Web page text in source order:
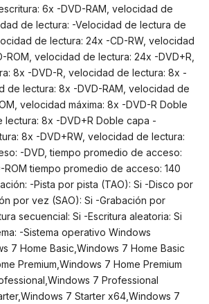
6x -DVD-RAM, velocidad de
de lectura: -Velocidad de lectura de
de lectura: 24x -CD-RW, velocidad
ROM, velocidad de lectura: 24x -DVD+R,
8x -DVD-R, velocidad de lectura: 8x -
de lectura: 8x -DVD-RAM, velocidad de
velocidad máxima: 8x -DVD-R Doble
8x -DVD+R Doble capa -
8x -DVD+RW, velocidad de lectura:
-DVD, tiempo promedio de acceso:
ROM tiempo promedio de acceso: 140
-Pista por pista (TAO): Si -Disco por
por vez (SAO): Si -Grabación por
secuencial: Si -Escritura aleatoria: Si
-Sistema operativo Windows
7 Home Basic,Windows 7 Home Basic
Premium,Windows 7 Home Premium
7 Professional
7 Starter x64,Windows 7